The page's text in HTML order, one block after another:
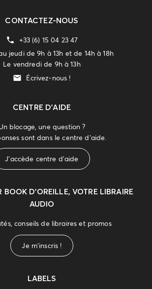
CONTACTEZ-NOUS
+33 (6) 15 04 23 47
jeudi de 9h à 13h et de 14h à 18h
Le vendredi de 9h à 13h
Écrivez-nous !
CENTRE D'AIDE
blocage, une question ?
sont dans le centre d'aide.
J'accède centre d'aide
BOOK D’OREILLE, VOTRE LIBRAIRE
AUDIO
conseils de libraires et promos
Je m'inscris !
LABELS